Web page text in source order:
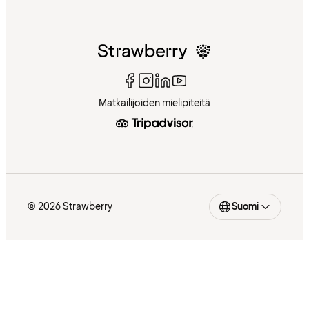
Matkailijoiden mielipiteitä
© 2026 Strawberry Suomi